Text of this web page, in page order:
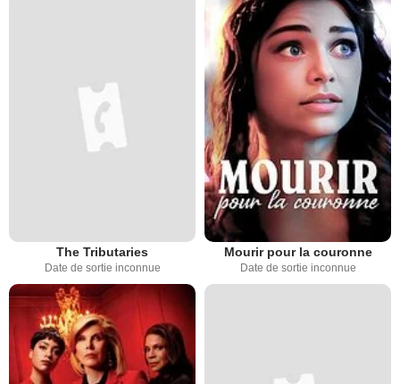
The Tributaries
Date de sortie inconnue
Mourir pour la couronne
Date de sortie inconnue